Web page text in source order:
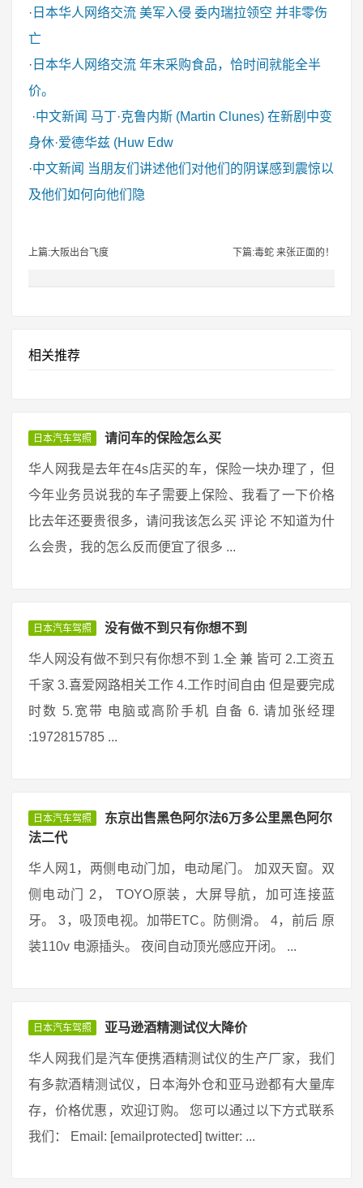
· 日本华人网络交流 美军入侵 委内瑞拉领空 并非零伤
亡
· 日本华人网络交流 年末采购食品，恰时间就能全半
价。
·中文新闻 马丁·克鲁内斯 (Martin Clunes) 在新剧中变
身休·爱德华兹 (Huw Edw
·中文新闻 当朋友们讲述他们对他们的阴谋感到震惊以
及他们如何向他们隐
上篇:大阪出台飞度 下篇:毒蛇 来张正面的！
相关推荐
日本汽车驾照 请问车的保险怎么买
华人网我是去年在4s店买的车，保险一块办理了，但
今年业务员说我的车子需要上保险、我看了一下价格
比去年还要贵很多，请问我该怎么买 评论 不知道为什
么会贵，我的怎么反而便宜了很多 ...
日本汽车驾照 没有做不到只有你想不到
华人网没有做不到只有你想不到 1.全 兼 皆可 2.工资五
千家 3.喜爱网路相关工作 4.工作时间自由 但是要完成
时数 5.宽带 电脑或高阶手机 自备 6. 请加张经理
:1972815785 ...
日本汽车驾照
东京出售黑色阿尔法6万多公里黑色阿尔
法二代
华人网1，两侧电动门加，电动尾门。 加双天窗。双
侧电动门 2， TOYO原装，大屏导航，加可连接蓝
牙。 3，吸顶电视。加带ETC。防侧滑。 4，前后 原
装110v 电源插头。 夜间自动顶光感应开闭。 ...
日本汽车驾照 亚马逊酒精测试仪大降价
华人网我们是汽车便携酒精测试仪的生产厂家，我们
有多款酒精测试仪，日本海外仓和亚马逊都有大量库
存，价格优惠，欢迎订购。 您可以通过以下方式联系
我们： Email: [emailprotected] twitter: ...